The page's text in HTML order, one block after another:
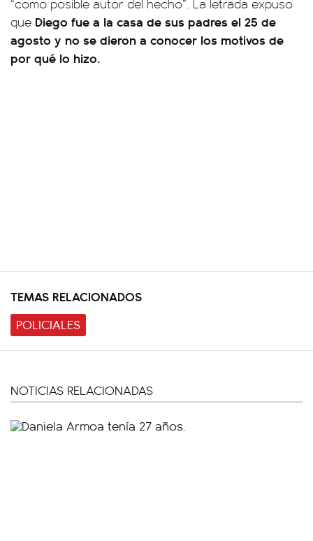
“como posible autor del hecho”. La letrada expuso
que Diego fue a la casa de sus padres el 25 de
agosto y no se dieron a conocer los motivos de
por qué lo hizo.
TEMAS RELACIONADOS
POLICIALES
NOTICIAS RELACIONADAS